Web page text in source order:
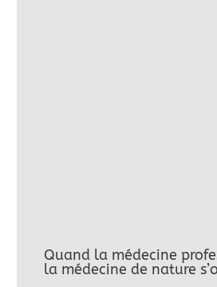
Quand la médecine
la médecine de nature